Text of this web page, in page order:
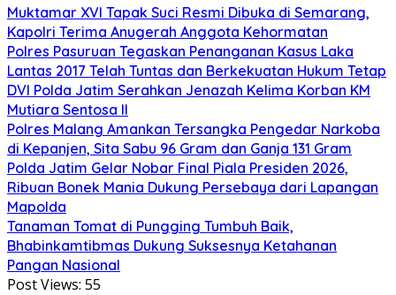
Muktamar XVI Tapak Suci Resmi Dibuka di Semarang,
Kapolri Terima Anugerah Anggota Kehormatan
Polres Pasuruan Tegaskan Penanganan Kasus Laka
Lantas 2017 Telah Tuntas dan Berkekuatan Hukum Tetap
DVI Polda Jatim Serahkan Jenazah Kelima Korban KM
Mutiara Sentosa II
Polres Malang Amankan Tersangka Pengedar Narkoba
di Kepanjen, Sita Sabu 96 Gram dan Ganja 131 Gram
Polda Jatim Gelar Nobar Final Piala Presiden 2026,
Ribuan Bonek Mania Dukung Persebaya dari Lapangan
Mapolda
Tanaman Tomat di Pungging Tumbuh Baik,
Bhabinkamtibmas Dukung Suksesnya Ketahanan
Pangan Nasional
Post Views: 55